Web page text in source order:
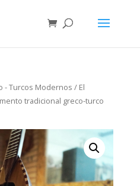
- Turcos Modernos / El
tradicional greco-turco